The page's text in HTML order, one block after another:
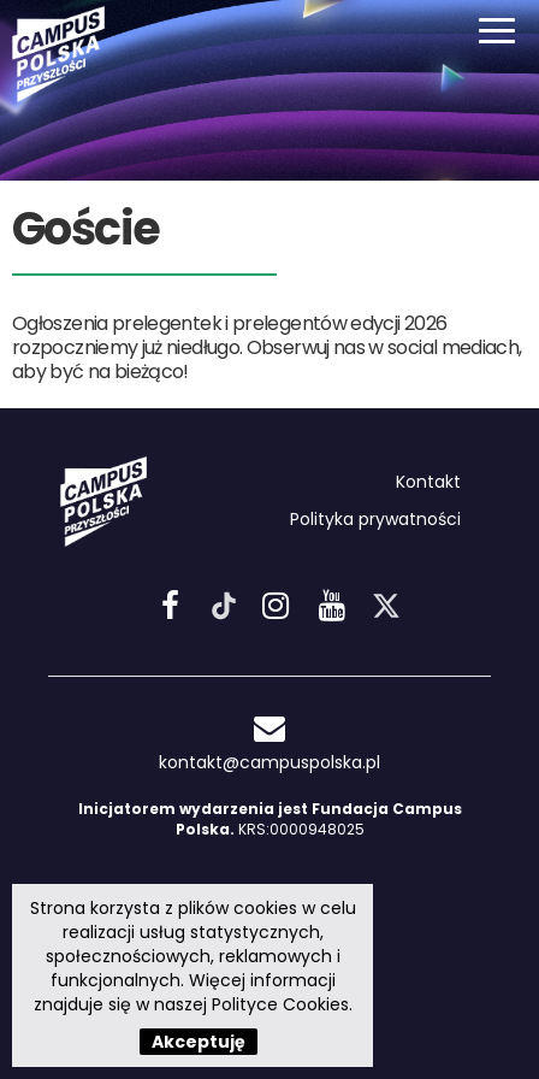
Goście
Ogłoszenia prelegentek i prelegentów edycji 2026
rozpoczniemy już niedługo. Obserwuj nas w social mediach,
aby być na bieżąco!
Kontakt
Polityka prywatności
kontakt@campuspolska.pl
Inicjatorem wydarzenia jest Fundacja Campus
Polska. KRS:0000948025
Strona korzysta z plików cookies w celu
realizacji usług statystycznych,
społecznościowych, reklamowych i
funkcjonalnych. Więcej informacji
znajduje się w naszej Polityce Cookies.
Akceptuję